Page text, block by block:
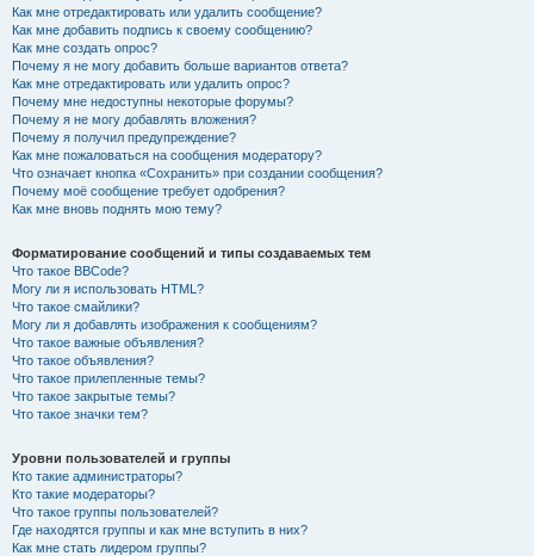
Как мне отредактировать или удалить сообщение?
Как мне добавить подпись к своему сообщению?
Как мне создать опрос?
Почему я не могу добавить больше вариантов ответа?
Как мне отредактировать или удалить опрос?
Почему мне недоступны некоторые форумы?
Почему я не могу добавлять вложения?
Почему я получил предупреждение?
Как мне пожаловаться на сообщения модератору?
Что означает кнопка «Сохранить» при создании сообщения?
Почему моё сообщение требует одобрения?
Как мне вновь поднять мою тему?
Форматирование сообщений и типы создаваемых тем
Что такое BBCode?
Могу ли я использовать HTML?
Что такое смайлики?
Могу ли я добавлять изображения к сообщениям?
Что такое важные объявления?
Что такое объявления?
Что такое прилепленные темы?
Что такое закрытые темы?
Что такое значки тем?
Уровни пользователей и группы
Кто такие администраторы?
Кто такие модераторы?
Что такое группы пользователей?
Где находятся группы и как мне вступить в них?
Как мне стать лидером группы?